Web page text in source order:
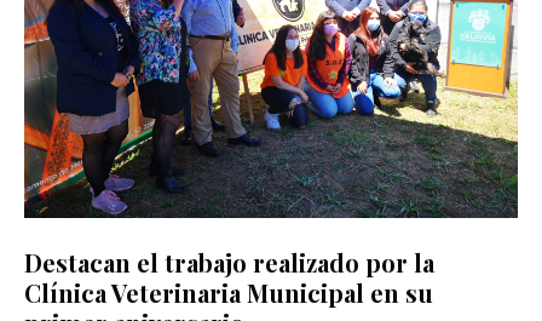
Destacan el trabajo realizado por la
Clínica Veterinaria Municipal en su